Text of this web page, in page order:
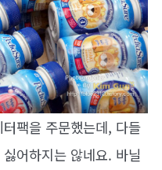
팩을 주문했는데, 다들
어하지는 않네요. 바닐